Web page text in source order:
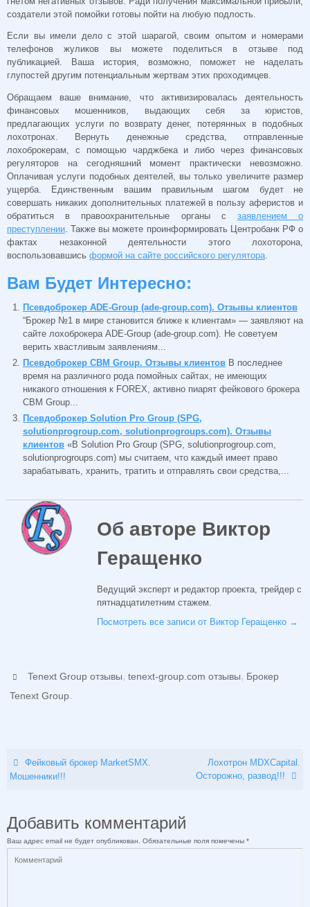
создатели этой помойки готовы пойти на любую подлость.
Если вы имели дело с этой шарагой, своим опытом и номерами
телефонов жуликов вы можете поделиться в отзыве под
публикацией. Ваша история, возможно, поможет не наделать
глупостей другим потенциальным жертвам этих проходимцев.
Обращаем ваше внимание, что активизировалась деятельность
финансовых мошенников, выдающих себя за юристов,
предлагающих услуги по возврату денег, потерянных в подобных
лохотронах. Вернуть денежные средства, отправленные
лохоброкерам, с помощью чарджбека и либо через финансовых
регуляторов на сегодняшний момент практически невозможно.
Оплачивая услуги подобных деятелей, вы только увеличите размер
ущерба. Единственным вашим правильным шагом будет не
совершать никаких дополнительных платежей в пользу аферистов и
обратиться в правоохранительные органы с заявлением о
преступлении. Также вы можете проинформировать Центробанк РФ о
фактах незаконной деятельности этого лохоторона,
воспользовавшись формой на сайте российского регулятора.
Вам Будет Интересно:
Псевдоброкер ADE-Group (ade-group.com). Отзывы клиентов
“Брокер №1 в мире становится ближе к клиентам» — заявляют на
сайте лохоброкера ADE-Group (ade-group.com). Не советуем
верить хвастливым заявлениям...
Псевдоброкер CBM Group. Отзывы клиентов В последнее
время на различного рода помойных сайтах, не имеющих
никакого отношения к FOREX, активно пиарят фейкового брокера
CBM Group...
Псевдоброкер Solution Pro Group (SPG,
solutionprogroup.com, solutionprogroups.com). Отзывы
клиентов «В Solution Pro Group (SPG, solutionprogroup.com,
solutionprogroups.com) мы считаем, что каждый имеет право
зарабатывать, хранить, тратить и отправлять свои средства,...
Об авторе Виктор
Геращенко
Ведущий эксперт и редактор проекта, трейдер с
пятнадцатилетним стажем.
Посмотреть все записи от Виктор Геращенко →
Tenext Group отзывы,tenext-group.com отзывы, Брокер
Tenext Group.
Фейковый брокер MarketSMX.
Мошенники!!!
Лохотрон MDXCapital.
Осторожно, развод!!!
Добавить комментарий
Ваш адрес email не будет опубликован. Обязательные поля помечены *